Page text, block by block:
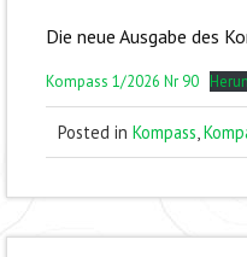
Die neue Ausgabe des
Kompass 1/2026 Nr 90
Posted in Kompass,